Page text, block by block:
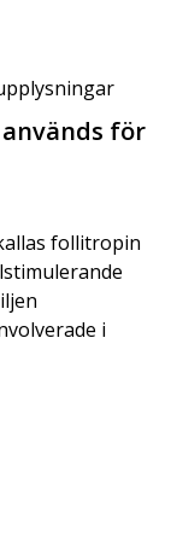
för
follitropin
i